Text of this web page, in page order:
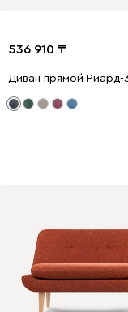
536 910
Диван прямой